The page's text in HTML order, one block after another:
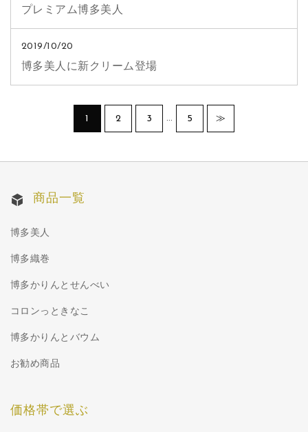
プレミアム博多美人
2019/10/20
博多美人に新クリーム登場
1 2 3 … 5 ≫
商品一覧
博多美人
博多織巻
博多かりんとせんべい
コロンっときなこ
博多かりんとバウム
お勧め商品
価格帯で選ぶ